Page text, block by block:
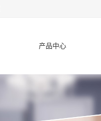
产品中心